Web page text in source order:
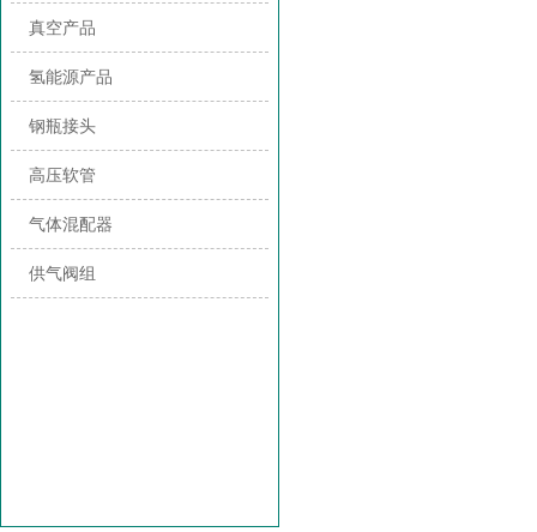
真空产品
氢能源产品
钢瓶接头
高压软管
气体混配器
供气阀组